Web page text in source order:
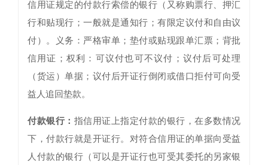
信用证规定的付款行索偿的银行（又称购票行、押汇
行和贴现行；一般就是通知行；有限定议付和自由议
付）。义务：严格审单；垫付或贴现跟单汇票；背批
信用证；权利：可议付也可不议付；议付后可处理
（货运）单据；议付后开证行倒闭或借口拒付可向受
益人追回垫款。
付款银行： 指信用证上指定付款的银行，在多数情况
下，付款行就是开证行。对符合信用证的单据向受益
人付款的银行（可以是开证行也可受其委托的另家银